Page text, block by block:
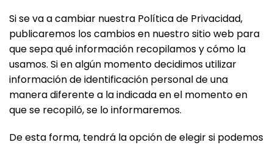
Si se va a cambiar nuestra Política de Privacidad,
publicaremos los cambios en nuestro sitio web para
que sepa qué información recopilamos y cómo la
usamos. Si en algún momento decidimos utilizar
información de identificación personal de una
manera diferente a la indicada en el momento en
que se recopiló, se lo informaremos.
De esta forma, tendrá la opción de elegir si podemos